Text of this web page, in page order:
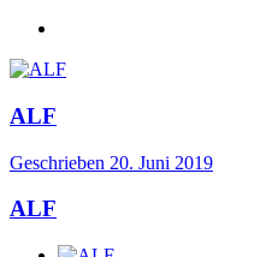
ALF
Geschrieben 20. Juni 2019
ALF